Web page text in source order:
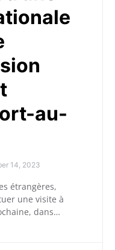
au-
14, 2023
étrangères,
une visite à
dans…